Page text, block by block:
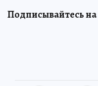
Подписывайтесь на